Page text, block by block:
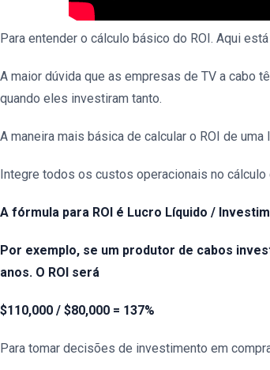
Para entender o cálculo básico do ROI. Aqui
A maior dúvida que as empresas de TV a cabo
quando eles investiram tanto.
A maneira mais básica de calcular o ROI de
Integre todos os custos operacionais no cálculo
A fórmula para ROI é Lucro Líquido /
Por exemplo, se um produtor de cabos
anos. O ROI será
$110,000 / $80,000 = 137%
Para tomar decisões de investimento em